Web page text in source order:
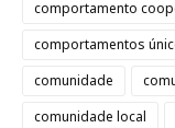
comportamento
comportamentos
comunidade
comunidade local